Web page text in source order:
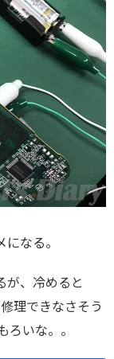
なる。
が、冷めると
理できなさそう
ろいな。。